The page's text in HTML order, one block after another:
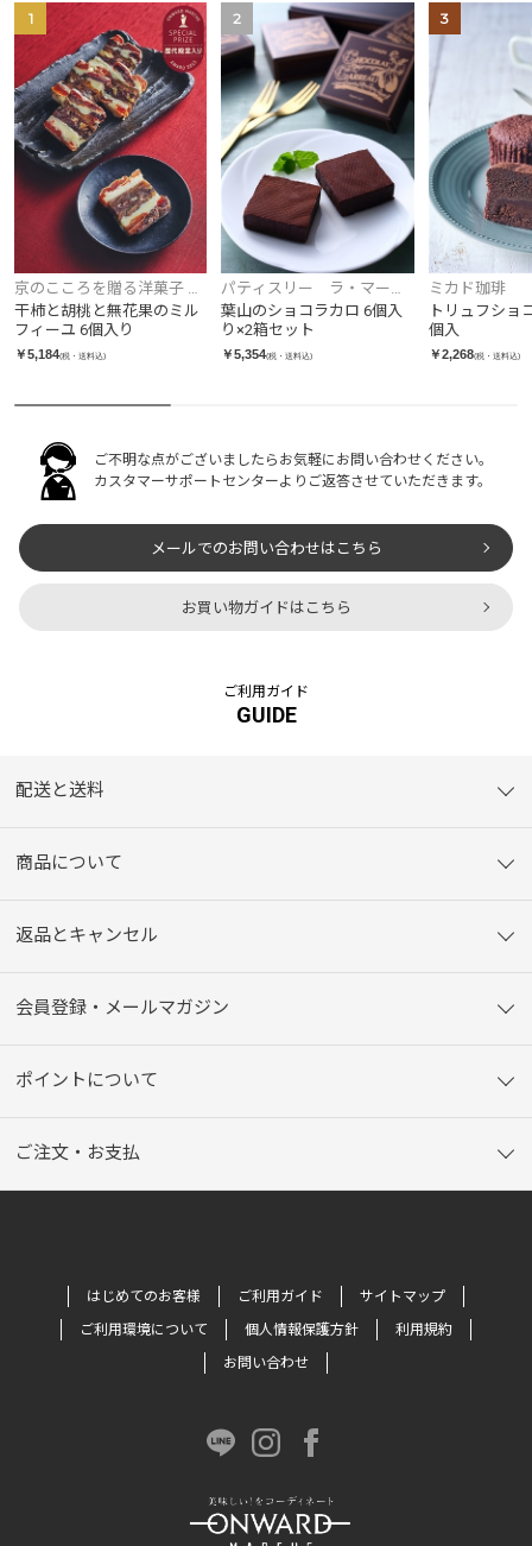
1
京のこころを贈る洋菓子 一
善や
干柿と胡桃と無花果のミル
フィーユ 6個入り
￥5,184(税・送料込)
2
パティスリー ラ・マー
レ・ド・チャヤ
葉山のショコラカロ 6個入
り×2箱セット
￥5,354(税・送料込)
3
ミカド珈琲
トリュフショ
個入
￥2,268(税・送料込)
ご不明な点がございましたらお気軽にお問い合わせください。
カスタマーサポートセンターよりご返答させていただきます。
メールでのお問い合わせはこちら
お買い物ガイドはこちら
ご利用ガイド
GUIDE
配送と送料
商品について
返品とキャンセル
会員登録・メールマガジン
ポイントについて
ご注文・お支払
はじめてのお客様 ご利用ガイド
サイトマップ
ご利用環境について
個人情報保護方針
利用規約
お問い合わせ